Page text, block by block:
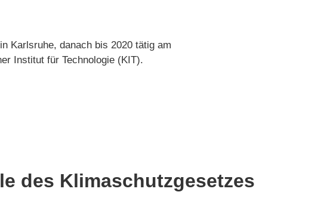
Karlsruhe, danach bis 2020 tätig am
Institut für Technologie (KIT).
des Klimaschutzgesetzes